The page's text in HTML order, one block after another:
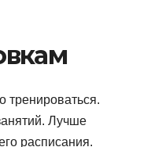
тренироваться.
Лучше
расписания.